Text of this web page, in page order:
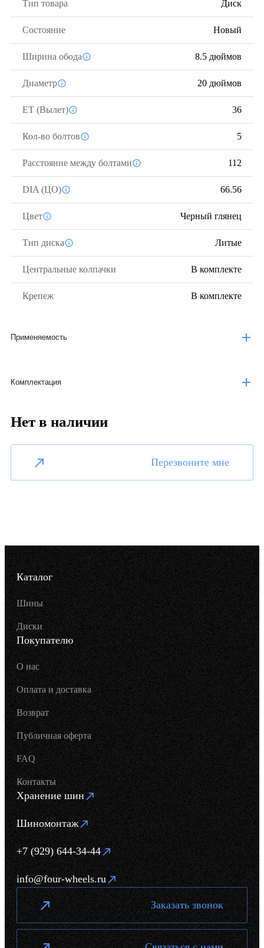
Тип товара Диск
Состояние Новый
Ширина обода 8.5 дюймов
Диаметр 20 дюймов
ЕТ (Вылет) 36
Кол-во болтов 5
Расстояние между болтами 112
DIA (ЦО) 66.56
Цвет Черный глянец
Тип диска Литые
Центральные колпачки В комплекте
Крепеж В комплекте
Применяемость
Комплектация
Нет в наличии
Перезвоните мне
Каталог
Шины
Диски
Покупателю
О нас
Оплата и доставка
Возврат
Публичная оферта
FAQ
Контакты
Хранение шин
Шиномонтаж
+7 (929) 644-34-44
info@four-wheels.ru
Заказать звонок